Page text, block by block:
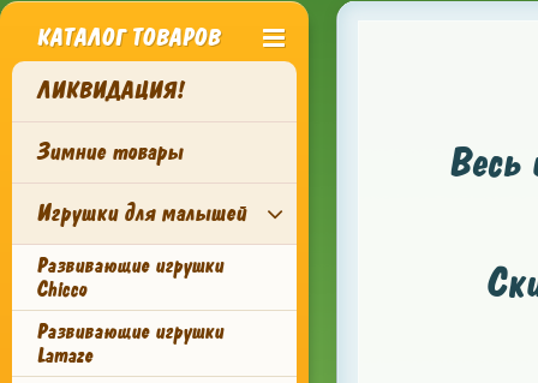
КАТАЛОГ ТОВАРОВ
ЛИКВИДАЦИЯ!
Зимние товары
Игрушки для малышей
Развивающие игрушки
Chicco
Развивающие игрушки
Lamaze
Весь